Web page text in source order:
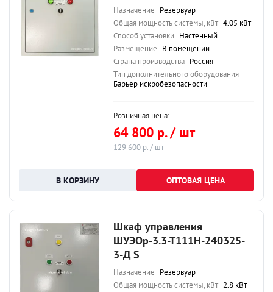
Назначение Резервуар
Общая мощность системы, кВт 4.05 кВт
Способ установки Настенный
Размещение В помещении
Страна производства Россия
Тип дополнительного оборудования
Барьер искробезопасности
Розничная цена:
64 800 р. / шт
129 600 р. / шт
ОПТОВАЯ ЦЕНА
Шкаф управления
ШУЭОр-3.3-Т111Н-240325-
3-Д S
Назначение Резервуар
Общая мощность системы, кВт 2.8 кВт